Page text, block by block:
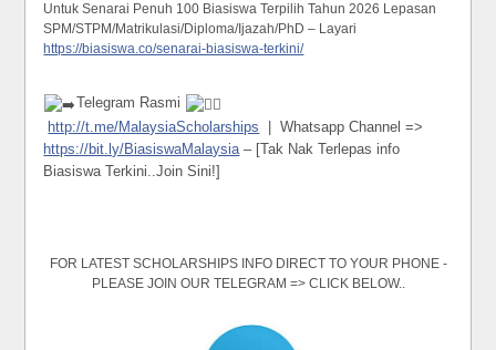
Untuk Senarai Penuh 100 Biasiswa Terpilih Tahun 2026 Lepasan
SPM/STPM/Matrikulasi/Diploma/Ijazah/PhD – Layari
https://biasiswa.co/senarai-biasiswa-terkini/
Telegram Rasmi
http://t.me/MalaysiaScholarships | Whatsapp Channel =>
https://bit.ly/BiasiswaMalaysia – [Tak Nak Terlepas info
Biasiswa Terkini..Join Sini!]
FOR LATEST SCHOLARSHIPS INFO DIRECT TO YOUR PHONE -
PLEASE JOIN OUR TELEGRAM => CLICK BELOW..